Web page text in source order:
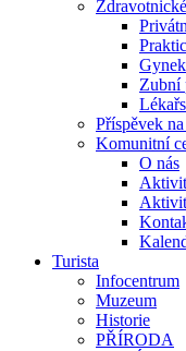
Zubní
Příspěvek
Komunitní
O nás
Turista
Infocentrum
Muzeum
Historie
PŘÍRODA